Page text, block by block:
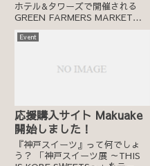
ホテル&タワーズで開催される
GREEN FARMERS MARKET
（グリーンファーマーズマーケッ
ト）にリトル神戸が出店します！
Event
応援購入サイト Makuake
開始しました！
『神戸スイーツ』って何でしょ
う？ 「神戸スイーツ展 ～THIS